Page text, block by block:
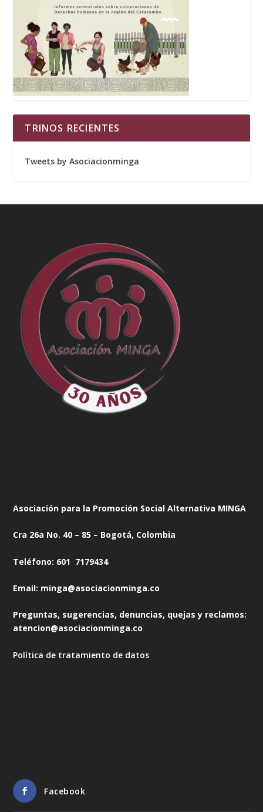
TRINOS RECIENTES
Tweets by Asociacionminga
Asociación para la Promoción Social Alternativa MINGA
Cra 26a No. 40 – 85 – Bogotá, Colombia
Teléfono: 601 7179434
Email: minga@asociacionminga.co
Preguntas, sugerencias, denuncias, quejas y reclamos:
atencion@asociacionminga.co
Política de tratamiento de datos
Facebook